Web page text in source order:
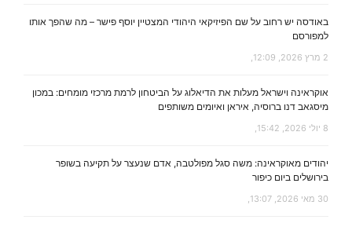
באודסה יש רחוב על שם הפיזיקאי היהודי המצטיין יוסף פישר – מה שהפך אותו
למפורסם
2 מרץ 2026, 12:09,
אוקראינה וישראל מעלות את הדיאלוג על הביטחון לרמת מרכזי מומחים: במכון
מיסגאב דנו ברוסיה, איראן ואיומים משותפים
8 יולי 2026, 15:42,
יהודים מאוקראינה: משה סגל מפולטבה, אדם שנעצר על תקיעה בשופר
בירושלים ביום כיפור
30 מאי 2026, 13:07,